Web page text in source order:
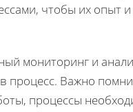
чтобы их опыт
мониторинг и
процесс. Важно
процессы